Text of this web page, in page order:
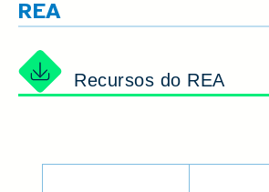
REA
Recursos do REA